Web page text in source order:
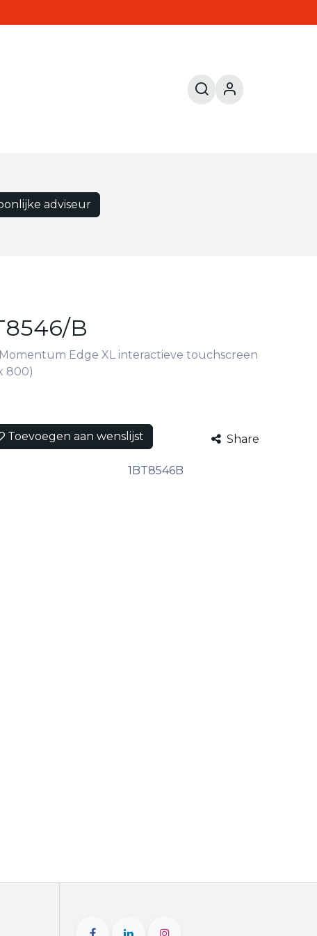
adviseur
B
Edge XL interactieve touchscreen
800)
Toevoegen aan wenslijst Share
1BT8546B